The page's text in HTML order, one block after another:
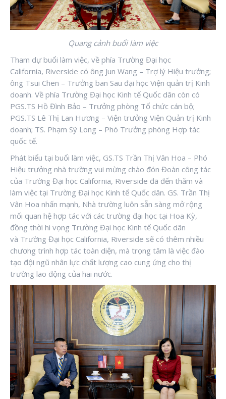
Quang cảnh buổi làm việc
Tham dự buổi làm việc, về phía Trường Đại học
California, Riverside có ông Jun Wang – Trợ lý Hiệu trưởng;
ông Tsui Chen – Trưởng ban Sau đại học Viện quản trị Kinh
doanh. Về phía Trường Đại học Kinh tế Quốc dân còn có
PGS.TS Hồ Đình Bảo – Trưởng phòng Tổ chức cán bộ;
PGS.TS Lê Thị Lan Hương – Viện trưởng Viện Quản trị Kinh
doanh; TS. Phạm Sỹ Long – Phó Trưởng phòng Hợp tác
quốc tế.
Phát biểu tại buổi làm việc, GS.TS Trần Thị Vân Hoa – Phó
Hiệu trưởng nhà trường vui mừng chào đón Đoàn công tác
của Trường Đại học California, Riverside đã đến thăm và
làm việc tại Trường Đại học Kinh tế Quốc dân. GS. Trần Thị
Vân Hoa nhấn mạnh, Nhà trường luôn sẵn sàng mở rộng
mối quan hệ hợp tác với các trường đại học tại Hoa Kỳ,
đồng thời hi vọng Trường Đại học Kinh tế Quốc dân
và Trường Đại học California, Riverside sẽ có thêm nhiều
chương trình hợp tác toàn diện, mà trọng tâm là việc đào
tạo đội ngũ nhân lực chất lượng cao cung ứng cho thị
trường lao động của hai nước.